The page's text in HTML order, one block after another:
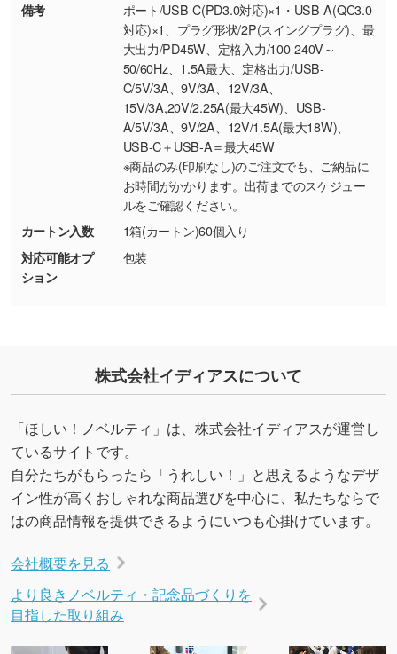
り抜き処理が可能です。→詳しく見る
・持っているデータの背景が足りない／塗り足
しの作り方が分からない
印刷したいデータが印刷範囲よりも小さい場
合、シンプルな色・柄の背景であれば拡張が可
詳しく見る
・デザインにQRコードを入れたい／QRコード
を生成してほしい
URLをご指定いただければ、QRコードを生成
いたします。配置のご相談にも応じています。
→
備考
ポート/USB-C(PD3.0対応)×1・USB-A(QC3.0
対応)×1、プラグ形状/2P(スイングプラグ)、最
大出力/PD45W、定格入力/100-240V～
50/60Hz、1.5A最大、定格出力/USB-
C/5V/3A、9V/3A、12V/3A、
15V/3A,20V/2.25A(最大45W)、USB-
A/5V/3A、9V/2A、12V/1.5A(最大18W)、
USB-C＋USB-A＝最大45W
※商品のみ(印刷なし)のご注文でも、ご納品に
お時間がかかります。出荷までのスケジュー
ルをご確認ください。
カートン入数
1箱(カートン)60個入り
対応可能オプ
ション
包装
株式会社イディアスについて
「ほしい！ノベルティ」は、株式会社イディアスが運営し
ているサイトです。
自分たちがもらったら「うれしい！」と思えるようなデザ
イン性が高くおしゃれな商品選びを中心に、私たちならで
はの商品情報を提供できるようにいつも心掛けています。
会社概要を見る
より良きノベルティ・記念品づくりを
目指した取り組み